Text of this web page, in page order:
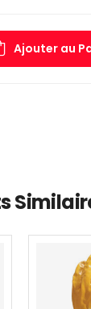
Ajouter au